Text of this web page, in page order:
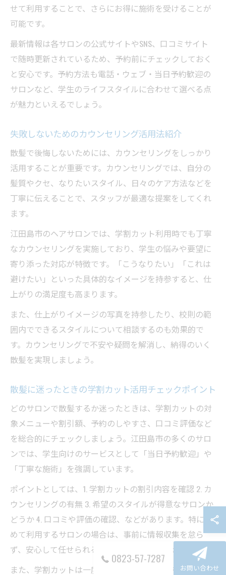
せて利用することで、さらにお得に施術を受けることが
可能です。
最新情報は各サロンの公式サイトやSNS、口コミサイト
で随時更新されているため、予約前にチェックしておく
と安心です。予約方法も電話・ウェブ・当日予約歓迎の
サロンなど、学生のライフスタイルに合わせて選べる点
が魅力といえるでしょう。
失敗しないためのカウンセリング活用法紹介
散髪で後悔しないためには、カウンセリングをしっかり
活用することが重要です。カウンセリングでは、自分の
髪質やクセ、なりたいスタイル、日々のケア方法などを
丁寧に伝えることで、スタッフが最適な提案をしてくれ
ます。
江田島市のヘアサロンでは、学割カット利用時でも丁寧
なカウンセリングを実施しており、学生の悩みや要望に
寄り添った対応が特徴です。「こうなりたい」「これは
避けたい」といった具体的なイメージを持参すると、仕
上がりの満足度も高まります。
また、仕上がりイメージの写真を持参したり、校則の範
囲内でできるスタイルについて相談するのも効果的で
す。カウンセリングで不安や疑問を解消し、納得のいく
散髪を実現しましょう。
散髪に迷ったときの学割カット活用チェックポイント
どのサロンで散髪するか迷ったときは、学割カットの対
象メニューや割引額、予約のしやすさ、口コミ評価など
を総合的にチェックしましょう。江田島市の多くのサロ
ンでは、学生向けのサービスとして「当日予約歓迎」や
「丁寧な施術」を強調しています。
ポイントとしては、1. 学割カットの割引内容を確認 2. カ
ウンセリングの有無 3. 希望のスタイルが得意なサロンか
どうか 4. 口コミや評価の確認、などがあります。特に初
めて利用するサロンの場合は、事前に情報収集を怠ら
ず、安心して任せられるかを見極めることが大切です。
また、学割カットは一度利用してみて満足度を確かめる
0823-57-7287
お問い合わせ